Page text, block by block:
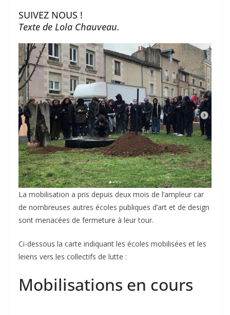
SUIVEZ NOUS !
Texte de Lola Chauveau.
La mobilisation a pris depuis deux mois de l’ampleur car
de nombreuses autres écoles publiques d’art et de design
sont menacées de fermeture à leur tour.
Ci-dessous la carte indiquant les écoles mobilisées et les
leiens vers les collectifs de lutte :
Mobilisations en cours